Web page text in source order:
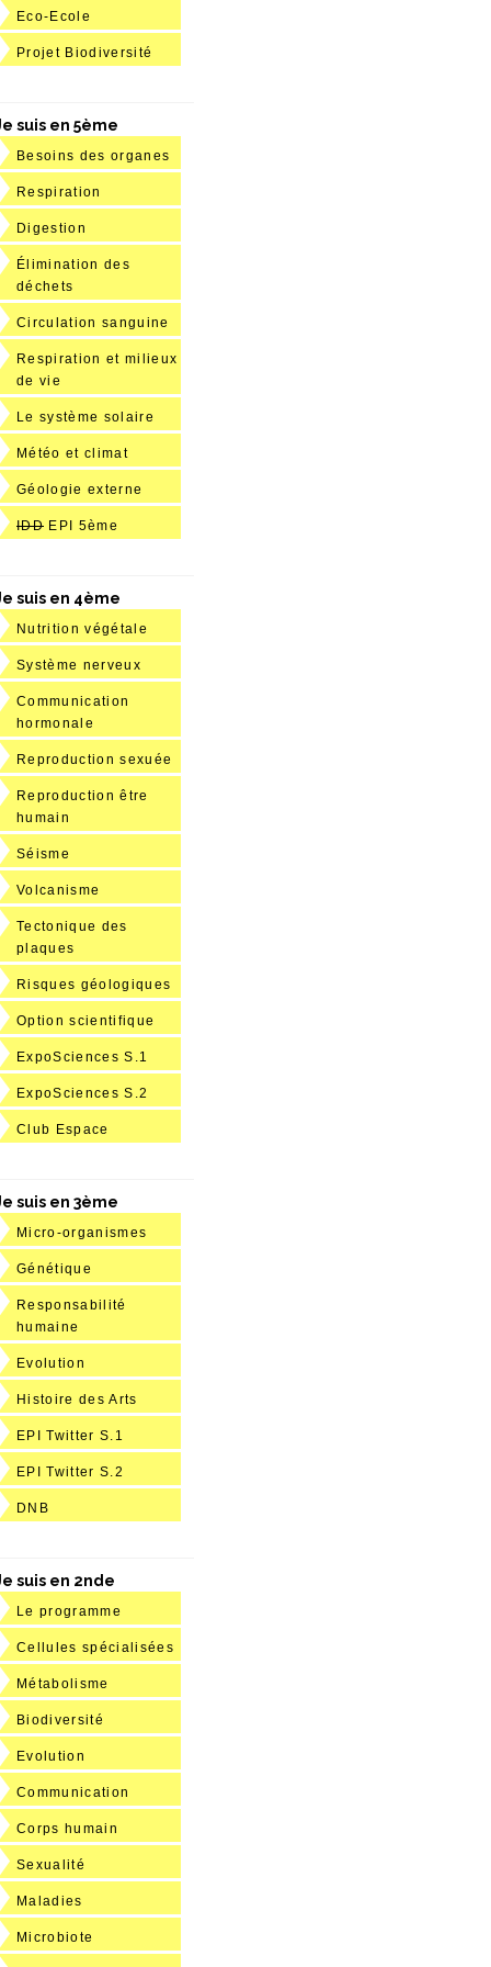
Eco-Ecole
Projet Biodiversité
suis en 5ème
Besoins des organes
Respiration
Digestion
Élimination des
déchets
Circulation sanguine
Respiration et milieux
de vie
Le système solaire
Météo et climat
Géologie externe
IDD EPI 5ème
suis en 4ème
Nutrition végétale
Système nerveux
Communication
hormonale
Reproduction sexuée
Reproduction être
humain
Séisme
Volcanisme
Tectonique des
plaques
Risques géologiques
Option scientifique
ExpoSciences S.1
ExpoSciences S.2
Club Espace
suis en 3ème
Micro-organismes
Génétique
Responsabilité
humaine
Evolution
Histoire des Arts
EPI Twitter S.1
EPI Twitter S.2
DNB
suis en 2nde
Le programme
Cellules spécialisées
Métabolisme
Biodiversité
Evolution
Communication
Corps humain
Sexualité
Maladies
Microbiote